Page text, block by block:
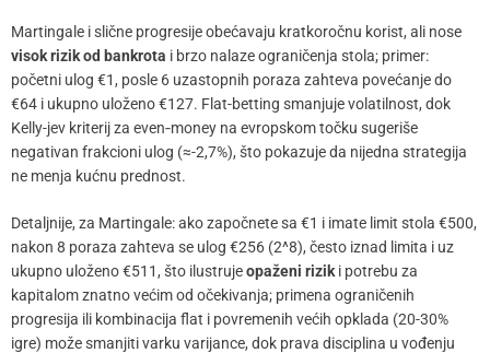
Martingale i slične progresije obećavaju kratkoročnu korist, ali nose
visok rizik od bankrota i brzo nalaze ograničenja stola; primer:
početni ulog €1, posle 6 uzastopnih poraza zahteva povećanje do
€64 i ukupno uloženo €127. Flat-betting smanjuje volatilnost, dok
Kelly-jev kriterij za even‑money na evropskom točku sugeriše
negativan frakcioni ulog (≈-2,7%), što pokazuje da nijedna strategija
ne menja kućnu prednost.
Detaljnije, za Martingale: ako započnete sa €1 i imate limit stola €500,
nakon 8 poraza zahteva se ulog €256 (2^8), često iznad limita i uz
ukupno uloženo €511, što ilustrujeopaženi rizik i potrebu za
kapitalom znatno većim od očekivanja; primena ograničenih
progresija ili kombinacija flat i povremenih većih opklada (20-30%
igre) može smanjiti varku varijance, dok prava disciplina u vođenju